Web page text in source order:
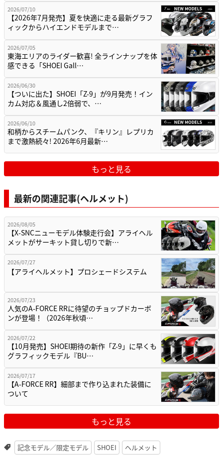
2026/07/10
【2026年7月発売】夏を快適に走る最新グラフ
ィックからハイエンドモデルまで…
2026/07/05
東海エリアのライダー歓喜! 全ラインナップを体
感できる「SHOEI Gall…
2026/06/30
【ついに出た】SHOEI「Z-9」が9月発売！イン
カム対応＆風通し2倍弱で、…
2026/06/10
和柄からスチームパンク、『キリン』レプリカ
まで激熱続々! 2026年6月最新…
もっと見る
最新の関連記事(ヘルメット)
2026/08/05
【X-SNCニューモデル体験走行会】アライヘル
メットがサーキット貸し切りで新…
2026/07/27
【アライヘルメット】プロシェードシステム
2026/07/23
人気のA-FORCE RRに待望のチョップドカーボ
ンが登場！（2026年秋頃…
2026/07/22
【10月発売】SHOEI期待の新作「Z-9」に早くも
グラフィックモデル『BU…
2026/07/17
【A-FORCE RR】細部まで作り込まれた装備に
ついて
もっと見る
記念モデル／限定モデル SHOEI ヘルメット